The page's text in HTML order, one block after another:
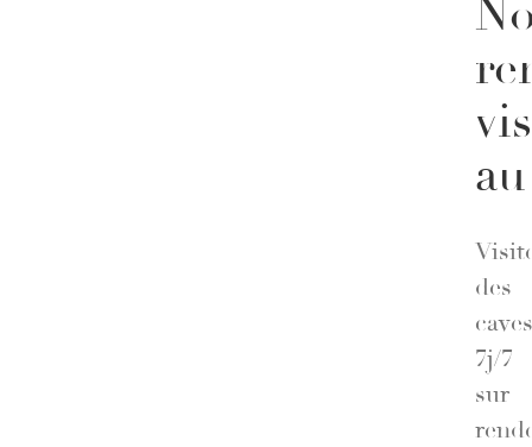
des
caves
7j/7
sur